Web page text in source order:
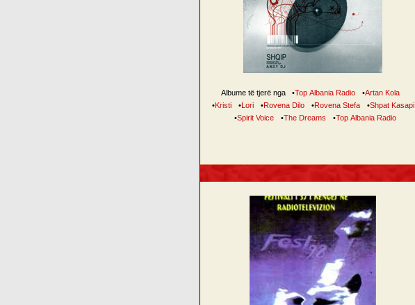
Albume të tjerë nga •Top Albania Radio •Artan Kola
•Kristi •Lori •Rovena Dilo •Rovena Stefa •Shpat Kasapi
•Spirit Voice •The Dreams •Top Albania Radio